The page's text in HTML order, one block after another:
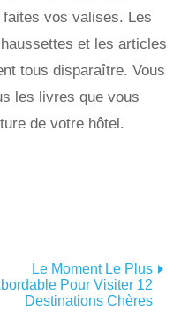
vos valises. Les
et les articles
tous disparaître. Vous
les livres que vous
de votre hôtel.
Le Moment Le Plus
Pour Visiter 12
Destinations Chères